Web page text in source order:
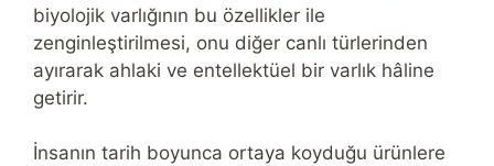
biyolojik varlığının bu özellikler ile
zenginleştirilmesi, onu diğer canlı türlerinden
ayırarak ahlaki ve entellektüel bir varlık hâline
getirir.
İnsanın tarih boyunca ortaya koyduğu ürünlere